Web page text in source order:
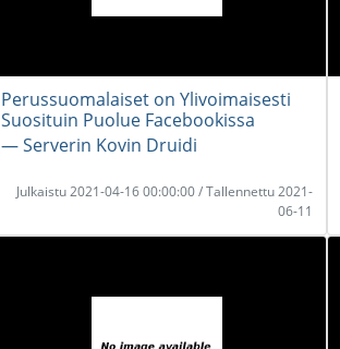
Perussuomalaiset on Ylivoimaisesti
Suosituin Puolue Facebookissa
― Serverin Kovin Druidi
Julkaistu 2021-04-16 00:00:00 / Tallennettu 2021-
06-11